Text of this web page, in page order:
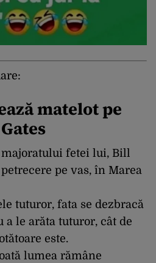
matelot pe
fetei lui, Bill
pe vas, în Marea
tuturor, fata se dezbracă
a le arăta tuturor, cât de
este.
lumea rămâne